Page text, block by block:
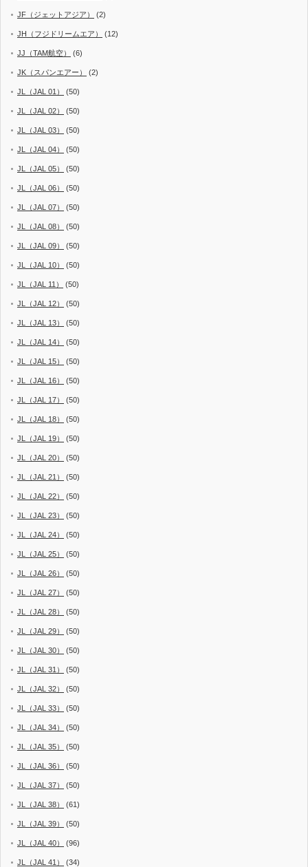
JF（ジェットアジア） (2)
JH（フジドリームエア） (12)
JJ（TAM航空） (6)
JK（スパンエアー） (2)
JL（JAL 01） (50)
JL（JAL 02） (50)
JL（JAL 03） (50)
JL（JAL 04） (50)
JL（JAL 05） (50)
JL（JAL 06） (50)
JL（JAL 07） (50)
JL（JAL 08） (50)
JL（JAL 09） (50)
JL（JAL 10） (50)
JL（JAL 11） (50)
JL（JAL 12） (50)
JL（JAL 13） (50)
JL（JAL 14） (50)
JL（JAL 15） (50)
JL（JAL 16） (50)
JL（JAL 17） (50)
JL（JAL 18） (50)
JL（JAL 19） (50)
JL（JAL 20） (50)
JL（JAL 21） (50)
JL（JAL 22） (50)
JL（JAL 23） (50)
JL（JAL 24） (50)
JL（JAL 25） (50)
JL（JAL 26） (50)
JL（JAL 27） (50)
JL（JAL 28） (50)
JL（JAL 29） (50)
JL（JAL 30） (50)
JL（JAL 31） (50)
JL（JAL 32） (50)
JL（JAL 33） (50)
JL（JAL 34） (50)
JL（JAL 35） (50)
JL（JAL 36） (50)
JL（JAL 37） (50)
JL（JAL 38） (61)
JL（JAL 39） (50)
JL（JAL 40） (96)
JL（JAL 41） (34)